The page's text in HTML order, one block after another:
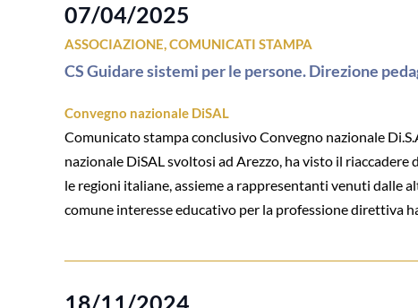
07/04/2025
ASSOCIAZIONE,COMUNICATI STAMPA
CS Guidare sistemi per le persone. Direzione
Convegno nazionale DiSAL
Comunicato stampa conclusivo Convegno nazionale
nazionale DiSAL svoltosi ad Arezzo, ha visto il
le regioni italiane, assieme a rappresentanti venuti dalle
comune interesse educativo per la professione direttiva
18/11/2024